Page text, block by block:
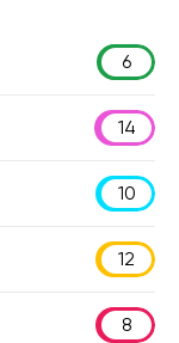
6
14
10
12
8